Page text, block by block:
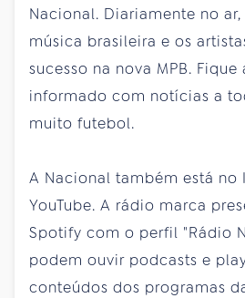
Nacional. Diariamente no
música brasileira e os
sucesso na nova MPB.
informado com notícias a
muito futebol.
A Nacional também está no
YouTube. A rádio marca
Spotify com o perfil "Rádio
podem ouvir podcasts e
conteúdos dos programas